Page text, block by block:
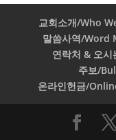
교회소개/Who
말씀사역/Word
연락처 & 오
주보/
온라인헌금/